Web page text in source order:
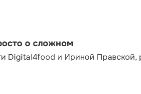
о сложном
Digital4food и Ириной Правской,